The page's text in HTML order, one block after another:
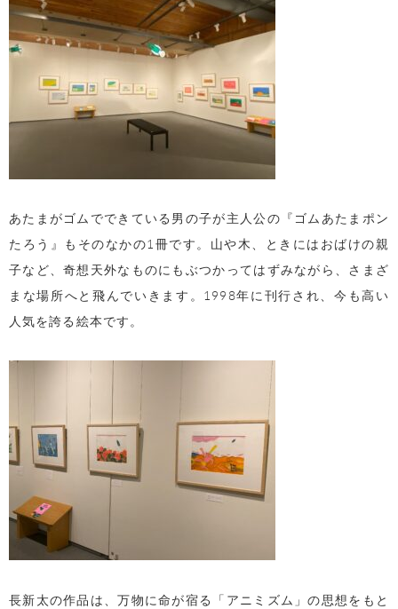
あたまがゴムでできている男の子が主人公の『ゴムあたまポン
たろう』もそのなかの1冊です。山や木、ときにはおばけの親
子など、奇想天外なものにもぶつかってはずみながら、さまざ
まな場所へと飛んでいきます。 1998年に刊行され、今も高い
人気を誇る絵本です。
長新太の作品は、万物に命が宿る「アニミズム」の思想をもと